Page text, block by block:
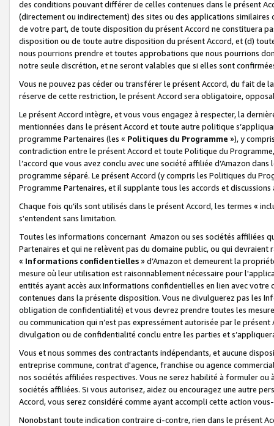
des conditions pouvant différer de celles contenues dans le présent
(directement ou indirectement) des sites ou des applications
de votre part, de toute disposition du présent Accord ne constituera
disposition ou de toute autre disposition du présent Accord, et (d)
nous pourrions prendre et toutes approbations que nous pourrions
notre seule discrétion, et ne seront valables que si elles sont
Vous ne pouvez pas céder ou transférer le présent Accord, du fait de
réserve de cette restriction, le présent Accord sera obligatoire,
Le présent Accord intègre, et vous vous engagez à respecter, la
mentionnées dans le présent Accord et toute autre politique
programme Partenaires (les « Politiques du Programme »), y
contradiction entre le présent Accord et toute Politique du
l’accord que vous avez conclu avec une société affiliée d’Amazon
programme séparé. Le présent Accord (y compris les Politiques du
Programme Partenaires, et il supplante tous les accords et discussions
Chaque fois qu’ils sont utilisés dans le présent Accord, les termes «
s'entendent sans limitation.
Toutes les informations concernant Amazon ou ses sociétés affiliées
Partenaires et qui ne relèvent pas du domaine public, ou qui
« Informations confidentielles» d’Amazon et demeurent la
mesure où leur utilisation est raisonnablement nécessaire pour
entités ayant accès aux Informations confidentielles en lien avec
contenues dans la présente disposition. Vous ne divulguerez pas les
obligation de confidentialité) et vous devrez prendre toutes les
ou communication qui n’est pas expressément autorisée par le
divulgation ou de confidentialité conclu entre les parties et
Vous et nous sommes des contractants indépendants, et aucune
entreprise commune, contrat d'agence, franchise ou agence
nos sociétés affiliées respectives. Vous ne serez habilité à formuler
sociétés affiliées. Si vous autorisez, aidez ou encouragez une autre
Accord, vous serez considéré comme ayant accompli cette action
Nonobstant toute indication contraire ci-contre, rien dans le présent